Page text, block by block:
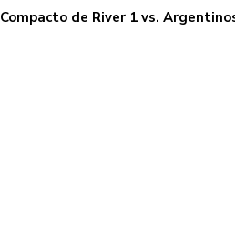
Compacto de River 1 vs.